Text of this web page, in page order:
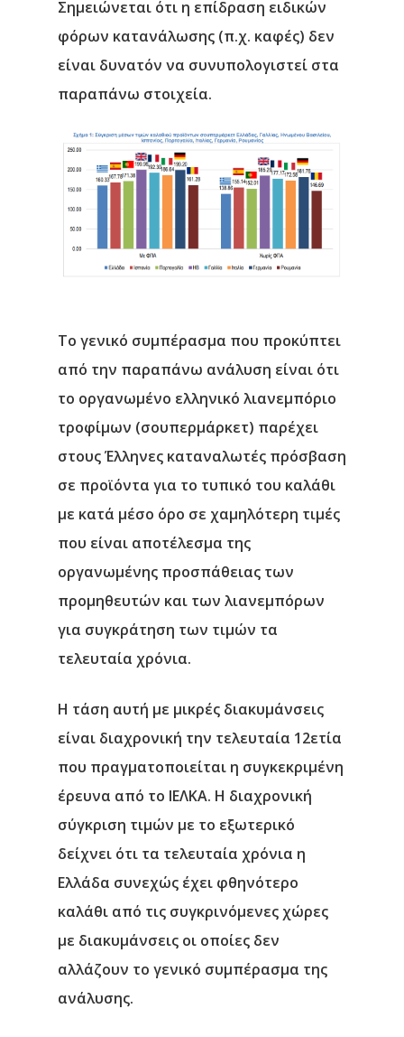
Σημειώνεται ότι η επίδραση ειδικών
φόρων κατανάλωσης (π.χ. καφές) δεν
είναι δυνατόν να συνυπολογιστεί στα
παραπάνω στοιχεία.
Το γενικό συμπέρασμα που προκύπτει
από την παραπάνω ανάλυση είναι ότι
το οργανωμένο ελληνικό λιανεμπόριο
τροφίμων (σουπερμάρκετ) παρέχει
στους Έλληνες καταναλωτές πρόσβαση
σε προϊόντα για το τυπικό του καλάθι
με κατά μέσο όρο σε χαμηλότερη τιμές
που είναι αποτέλεσμα της
οργανωμένης προσπάθειας των
προμηθευτών και των λιανεμπόρων
για συγκράτηση των τιμών τα
τελευταία χρόνια.
Η τάση αυτή με μικρές διακυμάνσεις
είναι διαχρονική την τελευταία 12ετία
που πραγματοποιείται η συγκεκριμένη
έρευνα από το ΙΕΛΚΑ. Η διαχρονική
σύγκριση τιμών με το εξωτερικό
δείχνει ότι τα τελευταία χρόνια η
Ελλάδα συνεχώς έχει φθηνότερο
καλάθι από τις συγκρινόμενες χώρες
με διακυμάνσεις οι οποίες δεν
αλλάζουν το γενικό συμπέρασμα της
ανάλυσης.
Αρχική
Υπηρεσίες
Επικοινωνία